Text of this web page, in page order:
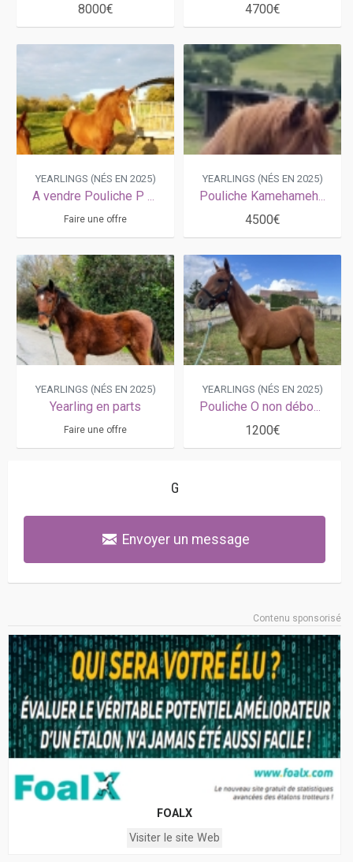
8000€
4700€
YEARLINGS (NÉS EN 2025)
A vendre Pouliche P par Goût Baroque
Faire une offre
YEARLINGS (NÉS EN 2025)
Pouliche Kamehameha/souche King opéra
4500€
YEARLINGS (NÉS EN 2025)
Yearling en parts
Faire une offre
YEARLINGS (NÉS EN 2025)
Pouliche O non débourrée
1200€
G
Envoyer un message
Contenu sponsorisé
FOALX
Visiter le site Web